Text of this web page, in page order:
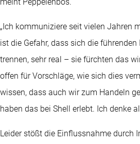
„Ich kommuniziere seit vielen Jahren
ist die Gefahr, dass sich die
trennen, sehr real – sie fürchten das
offen für Vorschläge, wie sich dies
wissen, dass auch wir zum Handeln
haben das bei Shell erlebt. Ich denke
Leider stößt die Einflussnahme durch